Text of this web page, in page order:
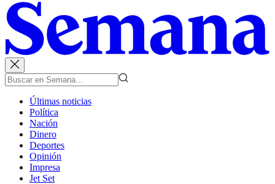
Últimas noticias
Política
Nación
Dinero
Deportes
Opinión
Impresa
Jet Set